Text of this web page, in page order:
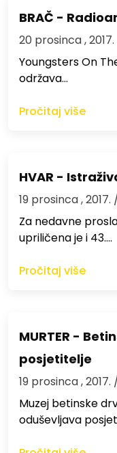
BRAČ -
20 prosinca , 2017.
Youngsters On
održava…
Pročitaj više
HVAR -
19 prosinca , 2017.
Za nedavne
upriličena je i 43.…
Pročitaj više
MURTER -
posjetitelje
19 prosinca , 2017.
Muzej betinske
oduševljava